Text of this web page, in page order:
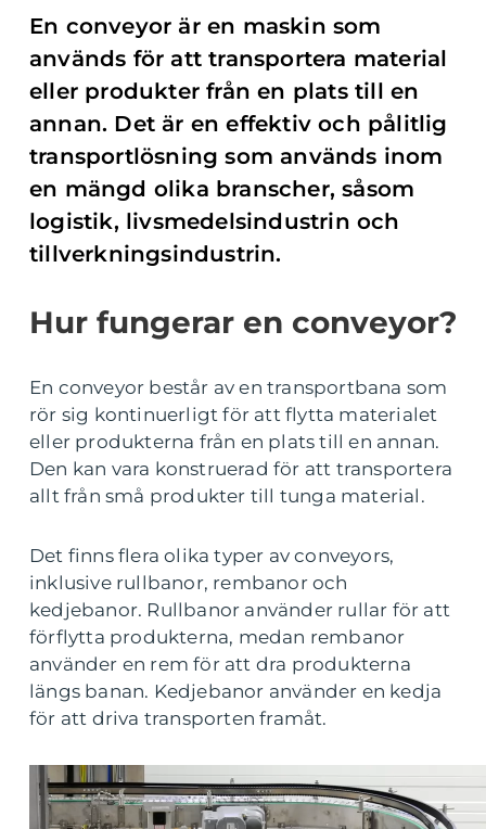
En conveyor är en maskin som
används för att transportera material
eller produkter från en plats till en
annan. Det är en effektiv och pålitlig
transportlösning som används inom
en mängd olika branscher, såsom
logistik, livsmedelsindustrin och
tillverkningsindustrin.
Hur fungerar en conveyor?
En conveyor består av en transportbana som
rör sig kontinuerligt för att flytta materialet
eller produkterna från en plats till en annan.
Den kan vara konstruerad för att transportera
allt från små produkter till tunga material.
Det finns flera olika typer av conveyors,
inklusive rullbanor, rembanor och
kedjebanor. Rullbanor använder rullar för att
förflytta produkterna, medan rembanor
använder en rem för att dra produkterna
längs banan. Kedjebanor använder en kedja
för att driva transporten framåt.